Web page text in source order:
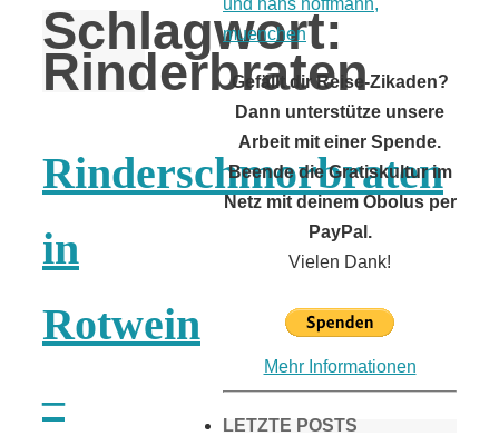
Schlagwort:
Rinderbraten
Rinderschmorbraten
in
Rotwein
–
Gefällt dir Reise-Zikaden?
Dann unterstütze unsere
Arbeit mit einer Spende.
Beende die Gratiskultur im
Netz mit deinem Obolus per
PayPal.
Vielen Dank!
Mehr Informationen
LETZTE POSTS